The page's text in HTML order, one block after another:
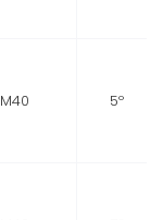
M40 5º